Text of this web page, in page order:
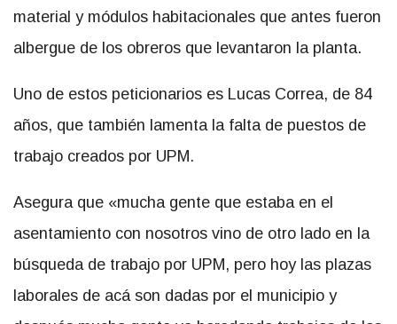
material y módulos habitacionales que antes fueron
albergue de los obreros que levantaron la planta.
Uno de estos peticionarios es Lucas Correa, de 84
años, que también lamenta la falta de puestos de
trabajo creados por UPM.
Asegura que «mucha gente que estaba en el
asentamiento con nosotros vino de otro lado en la
búsqueda de trabajo por UPM, pero hoy las plazas
laborales de acá son dadas por el municipio y